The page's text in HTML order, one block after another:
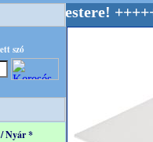
szó
Nyár *
+++++++